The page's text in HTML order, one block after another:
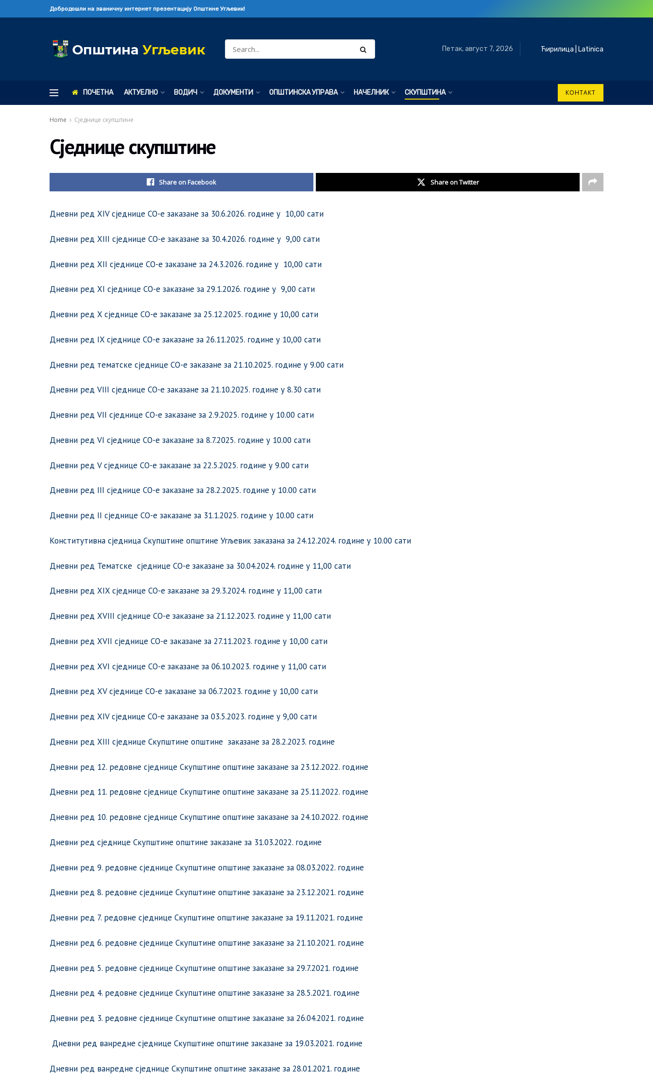
Добродошли на званичну интернет презентацију Општине Угљевик!
Петак, август 7, 2026 Ћирилица Latinica
ПОЧЕТНА АКТУЕЛНО ВОДИЧ ДОКУМЕНТИ ОПШТИНСКА УПРАВА НАЧЕЛНИК СКУПШТИНА КОНТАКТ
Home Сједнице скупштине
Сједнице скупштине
Share on Facebook Share on Twitter
Дневни ред XIV сједнице СО-е заказане за 30.6.2026. године у 10,00 сати
Дневни ред XIII сједнице СО-е заказане за 30.4.2026. године у 9,00 сати
Дневни ред XII сједнице СО-е заказане за 24.3.2026. године у 10,00 сати
Дневни ред XI сједнице СО-е заказане за 29.1.2026. године у 9,00 сати
Дневни ред X сједнице СО-е заказане за 25.12.2025. године у 10,00 сати
Дневни ред IX сједнице СО-е заказане за 26.11.2025. године у 10,00 сати
Дневни ред тематске сједнице СО-е заказане за 21.10.2025. године у 9.00 сати
Дневни ред VIII сједнице СО-е заказане за 21.10.2025. године у 8.30 сати
Дневни ред VII сједнице СО-е заказане за 2.9.2025. године у 10.00 сати
Дневни ред VI сједнице СО-е заказане за 8.7.2025. године у 10.00 сати
Дневни ред V сједнице СО-е заказане за 22.5.2025. године у 9.00 сати
Дневни ред III сједнице СО-е заказане за 28.2.2025. године у 10.00 сати
Дневни ред II сједнице СО-е заказане за 31.1.2025. године у 10.00 сати
Конститутивна сједница Скупштине општине Угљевик заказана за 24.12.2024. године у 10.00 сати
Дневни ред Тематске сједнице СО-е заказане за 30.04.2024. године у 11,00 сати
Дневни ред XIX сједнице СО-е заказане за 29.3.2024. године у 11,00 сати
Дневни ред XVIII сједнице СО-е заказане за 21.12.2023. године у 11,00 сати
Дневни ред XVII сједнице СО-е заказане за 27.11.2023. године у 10,00 сати
Дневни ред XVI сједнице СО-е заказане за 06.10.2023. године у 11,00 сати
Дневни ред XV сједнице СО-е заказане за 06.7.2023. године у 10,00 сати
Дневни ред XIV сједнице СО-е заказане за 03.5.2023. године у 9,00 сати
Дневни ред XIII сједнице Скупштине општине заказане за 28.2.2023. године
Дневни ред 12. редовне сједнице Скупштине општине заказане за 23.12.2022. године
Дневни ред 11. редовне сједнице Скупштине општине заказане за 25.11.2022. године
Дневни ред 10. редовне сједнице Скупштине општине заказане за 24.10.2022. године
Дневни ред сједнице Скупштине општине заказане за 31.03.2022. године
Дневни ред 9. редовне сједнице Скупштине општине заказане за 08.03.2022. године
Дневни ред 8. редовне сједнице Скупштине општине заказане за 23.12.2021. године
Дневни ред 7. редовне сједнице Скупштине општине заказане за 19.11.2021. године
Дневни ред 6. редовне сједнице Скупштине општине заказане за 21.10.2021. године
Дневни ред 5. редовне сједнице Скупштине општине заказане за 29.7.2021. године
Дневни ред 4. редовне сједнице Скупштине општине заказане за 28.5.2021. године
Дневни ред 3. редовне сједнице Скупштине општине заказане за 26.04.2021. године
Дневни ред ванредне сједнице Скупштине општине заказане за 19.03.2021. године
Дневни ред ванредне сједнице Скупштине општине заказане за 28.01.2021. године